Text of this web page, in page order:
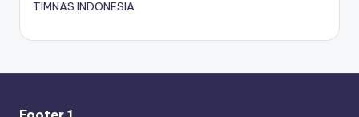
TIMNAS INDONESIA